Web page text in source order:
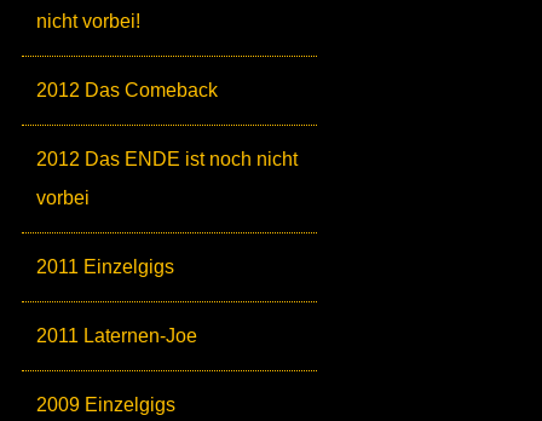
nicht vorbei!
2012 Das Comeback
2012 Das ENDE ist noch nicht
vorbei
2011 Einzelgigs
2011 Laternen-Joe
2009 Einzelgigs